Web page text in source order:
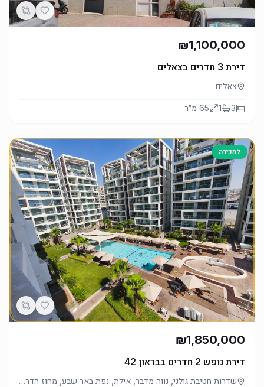
₪1,100,000
דירת 3 חדרים בצאלים
צאלים
3
1
65 מ״ר
למכירה
₪1,850,000
דירת נופש 2 חדרים בבראון 42
שדרות חטיבת גולני, נווה מדבר, אילת, נפת באר שבע, מחוז הדרום, 8801267, ישראל